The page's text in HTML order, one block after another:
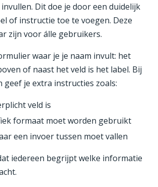
Dit doe je door een duidelijk
of instructie toe te voegen. Deze
zijn voor álle gebruikers.
waar je je naam invult: het
of naast het veld is het label. Bij
geef je extra instructies zoals:
veld is
formaat moet worden gebruikt
een invoer tussen moet vallen
iedereen begrijpt welke informatie